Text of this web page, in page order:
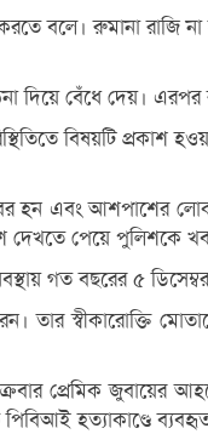
বলে। রুমানা রাজি
দিয়ে বেঁধে দেয়। এরপর
বিষয়টি প্রকাশ
হন এবং আশপাশের
দেখতে পেয়ে পুলিশকে
গত বছরের ৫
তার স্বীকারোক্তি
প্রেমিক জুবায়ের
হত্যাকাণ্ডে